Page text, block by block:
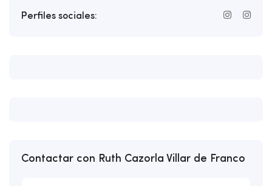
Perfiles sociales:
Contactar con Ruth Cazorla Villar de Franco